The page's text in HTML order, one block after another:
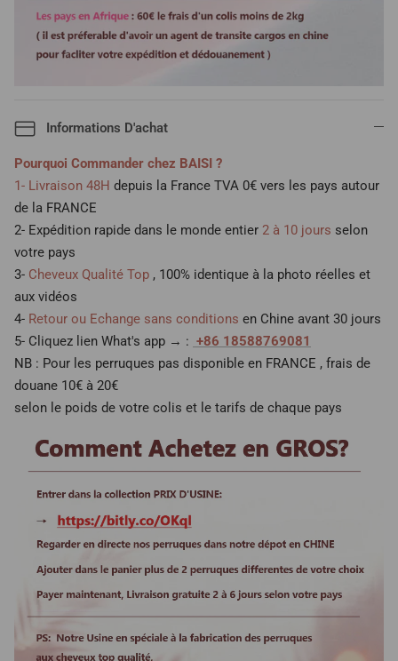
Informations D'achat
Pourquoi Commander chez BAISI ?
1- Livraison 48H depuis la France TVA 0€ vers les pays autour
de la FRANCE
2- Expédition rapide dans le monde entier 2 à 10 jours selon
votre pays
3- Cheveux Qualité Top , 100% identique à la photo réelles et
aux vidéos
4- Retour ou Echange sans conditions en Chine avant 30 jours
5- Cliquez lien What's app → : +86 18588769081
NB : Pour les perruques pas disponible en FRANCE , frais de
douane 10€ à 20€
selon le poids de votre colis et le tarifs de chaque pays